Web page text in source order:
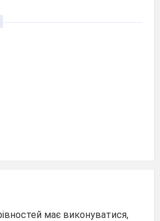
має виконуватися,